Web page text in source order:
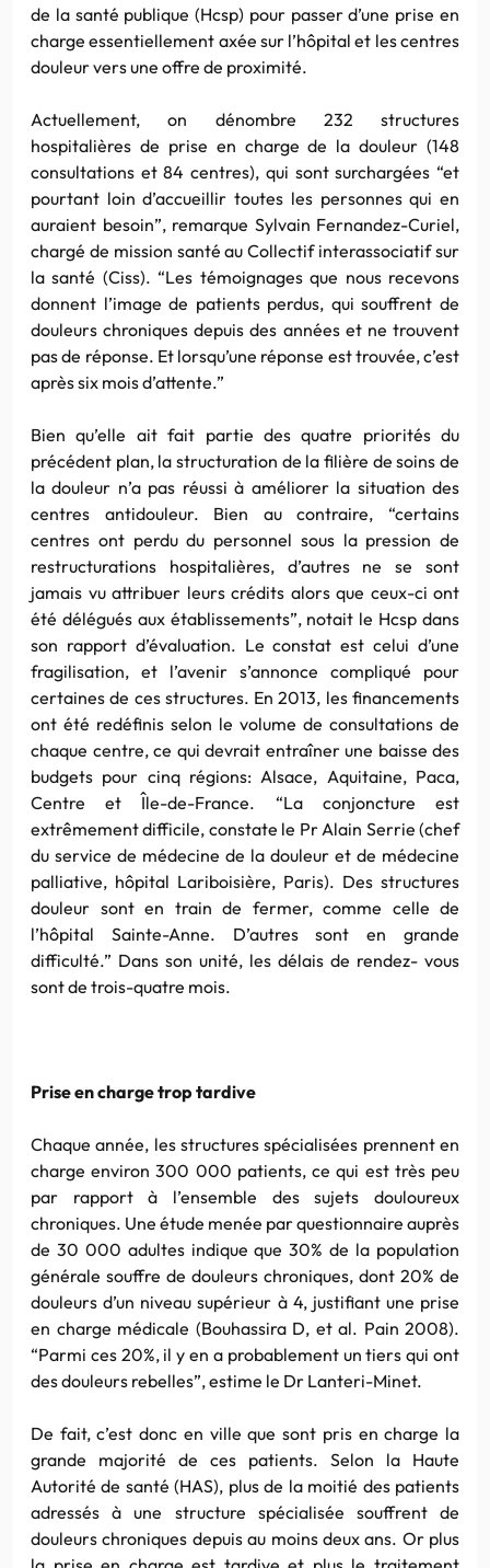
de la santé publique (Hcsp) pour passer d’une prise en
charge essentiellement axée sur l’hôpital et les centres
douleur vers une offre de proximité.
Actuellement, on dénombre 232 structures
hospitalières de prise en charge de la douleur (148
consultations et 84 centres), qui sont surchargées “et
pourtant loin d’accueillir toutes les personnes qui en
auraient besoin”, remarque Sylvain Fernandez-Curiel,
chargé de mission santé au Collectif interassociatif sur
la santé (Ciss). “Les témoignages que nous recevons
donnent l’image de patients perdus, qui souffrent de
douleurs chroniques depuis des années et ne trouvent
pas de réponse. Et lorsqu’une réponse est trouvée, c’est
après six mois d’attente.”
Bien qu’elle ait fait partie des quatre priorités du
précédent plan, la structuration de la filière de soins de
la douleur n’a pas réussi à améliorer la situation des
centres antidouleur. Bien au contraire, “certains
centres ont perdu du personnel sous la pression de
restructurations hospitalières, d’autres ne se sont
jamais vu attribuer leurs crédits alors que ceux-ci ont
été délégués aux établissements”, notait le Hcsp dans
son rapport d’évaluation. Le constat est celui d’une
fragilisation, et l’avenir s’annonce compliqué pour
certaines de ces structures. En 2013, les financements
ont été redéfinis selon le volume de consultations de
chaque centre, ce qui devrait entraîner une baisse des
budgets pour cinq régions: Alsace, Aquitaine, Paca,
Centre et Île-de-France. “La conjoncture est
extrêmement difficile, constate le Pr Alain Serrie (chef
du service de médecine de la douleur et de médecine
palliative, hôpital Lariboisière, Paris). Des structures
douleur sont en train de fermer, comme celle de
l’hôpital Sainte-Anne. D’autres sont en grande
difficulté.” Dans son unité, les délais de rendez- vous
sont de trois-quatre mois.
Prise en charge trop tardive
Chaque année, les structures spécialisées prennent en
charge environ 300 000 patients, ce qui est très peu
par rapport à l’ensemble des sujets douloureux
chroniques. Une étude menée par questionnaire auprès
de 30 000 adultes indique que 30% de la population
générale souffre de douleurs chroniques, dont 20% de
douleurs d’un niveau supérieur à 4, justifiant une prise
en charge médicale (Bouhassira D, et al. Pain 2008).
“Parmi ces 20%, il y en a probablement un tiers qui ont
des douleurs rebelles”, estime le Dr Lanteri-Minet.
De fait, c’est donc en ville que sont pris en charge la
grande majorité de ces patients. Selon la Haute
Autorité de santé (HAS), plus de la moitié des patients
adressés à une structure spécialisée souffrent de
douleurs chroniques depuis au moins deux ans. Or plus